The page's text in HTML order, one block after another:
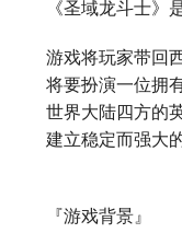
《圣域龙斗士》
游戏将玩家带回
将要扮演一位拥
世界大陆四方的
建立稳定而强大
『游戏背景』